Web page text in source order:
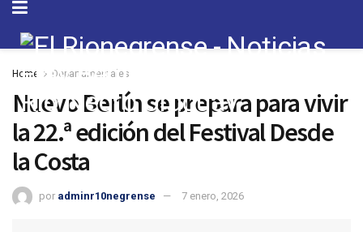
Home Departamentales
Nuevo Berlín se prepara para vivir
la 22.ª edición del Festival Desde
la Costa
por adminr10negrense 7 enero, 2026